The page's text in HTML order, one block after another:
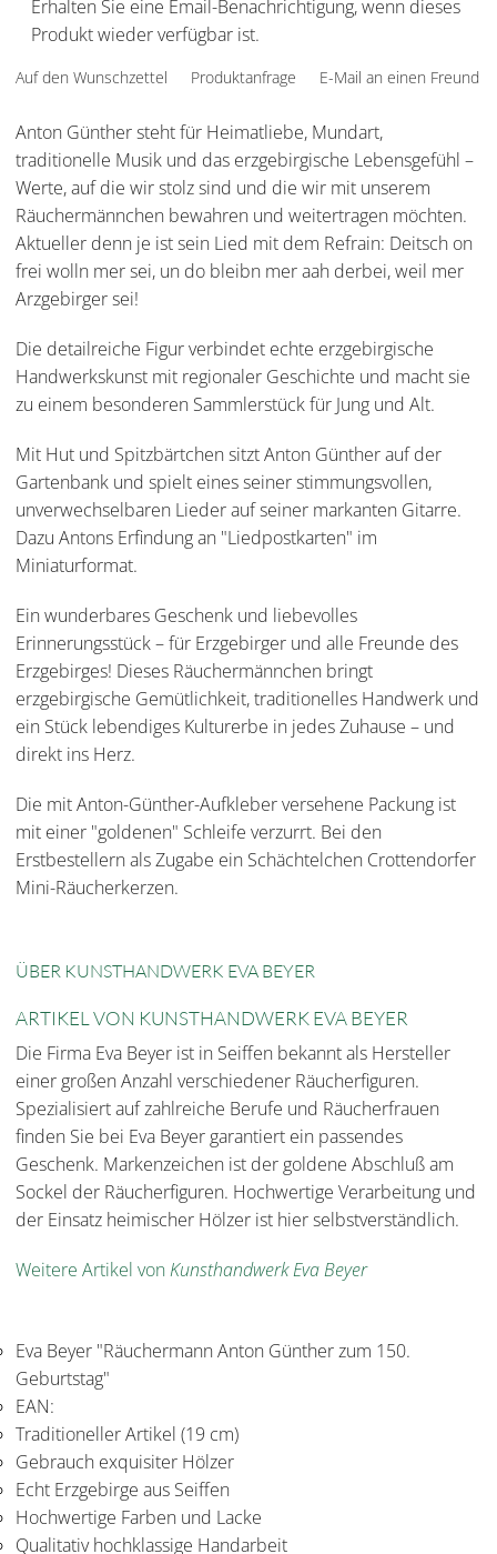
Erhalten Sie eine Email-Benachrichtigung, wenn dieses
Produkt wieder verfügbar ist.
Auf den Wunschzettel Produktanfrage E-Mail an einen Freund
Anton Günther steht für Heimatliebe, Mundart,
traditionelle Musik und das erzgebirgische Lebensgefühl –
Werte, auf die wir stolz sind und die wir mit unserem
Räuchermännchen bewahren und weitertragen möchten.
Aktueller denn je ist sein Lied mit dem Refrain: Deitsch on
frei wolln mer sei, un do bleibn mer aah derbei, weil mer
Arzgebirger sei!
Die detailreiche Figur verbindet echte erzgebirgische
Handwerkskunst mit regionaler Geschichte und macht sie
zu einem besonderen Sammlerstück für Jung und Alt.
Mit Hut und Spitzbärtchen sitzt Anton Günther auf der
Gartenbank und spielt eines seiner stimmungsvollen,
unverwechselbaren Lieder auf seiner markanten Gitarre.
Dazu Antons Erfindung an "Liedpostkarten" im
Miniaturformat.
Ein wunderbares Geschenk und liebevolles
Erinnerungsstück – für Erzgebirger und alle Freunde des
Erzgebirges! Dieses Räuchermännchen bringt
erzgebirgische Gemütlichkeit, traditionelles Handwerk und
ein Stück lebendiges Kulturerbe in jedes Zuhause – und
direkt ins Herz.
Die mit Anton-Günther-Aufkleber versehene Packung ist
mit einer "goldenen" Schleife verzurrt. Bei den
Erstbestellern als Zugabe ein Schächtelchen Crottendorfer
Mini-Räucherkerzen.
ÜBER KUNSTHANDWERK EVA BEYER
ARTIKEL VON KUNSTHANDWERK EVA BEYER
Die Firma Eva Beyer ist in Seiffen bekannt als Hersteller
einer großen Anzahl verschiedener Räucherfiguren.
Spezialisiert auf zahlreiche Berufe und Räucherfrauen
finden Sie bei Eva Beyer garantiert ein passendes
Geschenk. Markenzeichen ist der goldene Abschluß am
Sockel der Räucherfiguren. Hochwertige Verarbeitung und
der Einsatz heimischer Hölzer ist hier selbstverständlich.
Weitere Artikel vonKunsthandwerk Eva Beyer
Eva Beyer "Räuchermann Anton Günther zum 150.
Geburtstag"
EAN:
Traditioneller Artikel (19 cm)
Gebrauch exquisiter Hölzer
Echt Erzgebirge aus Seiffen
Hochwertige Farben und Lacke
Qualitativ hochklassige Handarbeit